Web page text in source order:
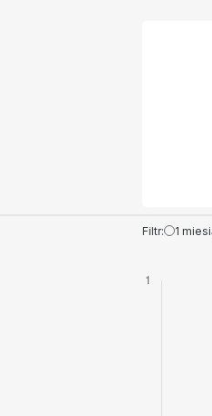
Filtr: 1